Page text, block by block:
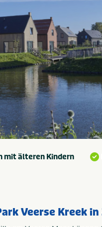
mit älteren Kindern
Veerse Kreek in